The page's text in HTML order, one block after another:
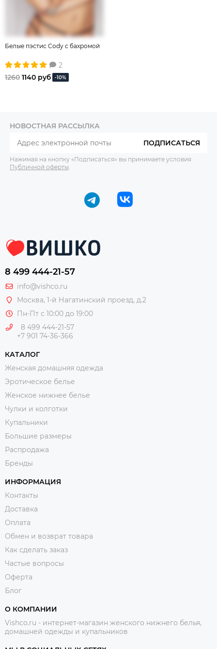
Белые пэстис Cody с бахромой
2
1260 1140 руб -10%
НОВОСТНАЯ РАССЫЛКА
ПОДПИСАТЬСЯ
Нажимая на кнопку «Подписаться» вы принимаете условия
Публичной оферты
8 499 444-21-57
info@vishco.ru
Москва, 1-й Нагатинский проезд, д.2
Пн-Пт с 10:00 до 19:00
8 499 444-21-57
+7 901 74-36-366
КАТАЛОГ
Женская домашняя одежда
Эротическое белье
Женское нижнее белье
Чулки и колготки
Купальники
Большие размеры
Распродажа
Бренды
ИНФОРМАЦИЯ
Контакты
Доставка
Оплата
Обмен и возврат товара
Как сделать заказ
Частые вопросы
Оферта
Блог
О КОМПАНИИ
Vishco.ru - интернет-магазин женского нижнего белья,
домашней одежды и купальников